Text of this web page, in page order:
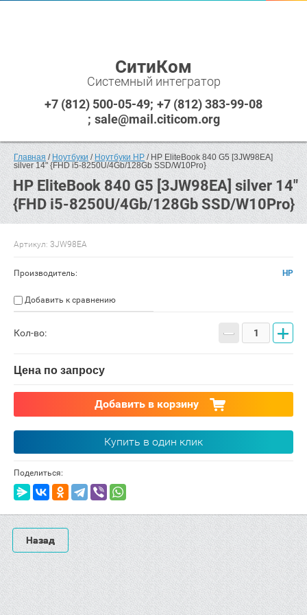
СитиКом
Системный интегратор
+7 (812) 500-05-49 +7 (812) 383-99-08
sale@mail.citicom.org
Главная / Ноутбуки / Ноутбуки HP / HP EliteBook 840 G5 [3JW98EA]
silver 14" {FHD i5-8250U/4Gb/128Gb SSD/W10Pro}
HP EliteBook 840 G5 [3JW98EA] silver 14"
{FHD i5-8250U/4Gb/128Gb SSD/W10Pro}
Артикул: 3JW98EA
Производитель: HP
Добавить к сравнению
Кол-во: − +
Цена по запросу
Добавить в корзину
Купить в один клик
Поделиться:
Назад